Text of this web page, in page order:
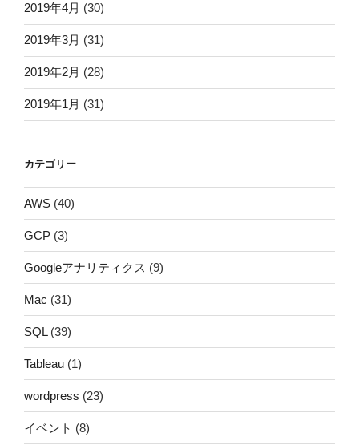
2019年4月 (30)
2019年3月 (31)
2019年2月 (28)
2019年1月 (31)
カテゴリー
AWS (40)
GCP (3)
Googleアナリティクス (9)
Mac (31)
SQL(39)
Tableau (1)
wordpress (23)
イベント (8)